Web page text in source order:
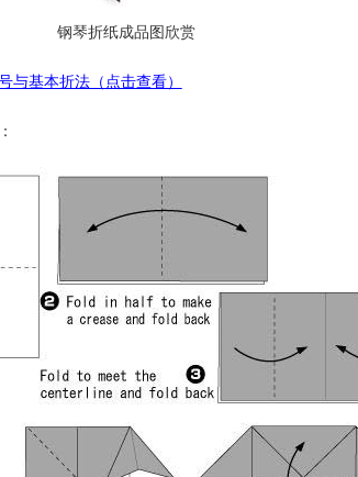
钢琴折纸成品图欣赏
与基本折法（点击查看）